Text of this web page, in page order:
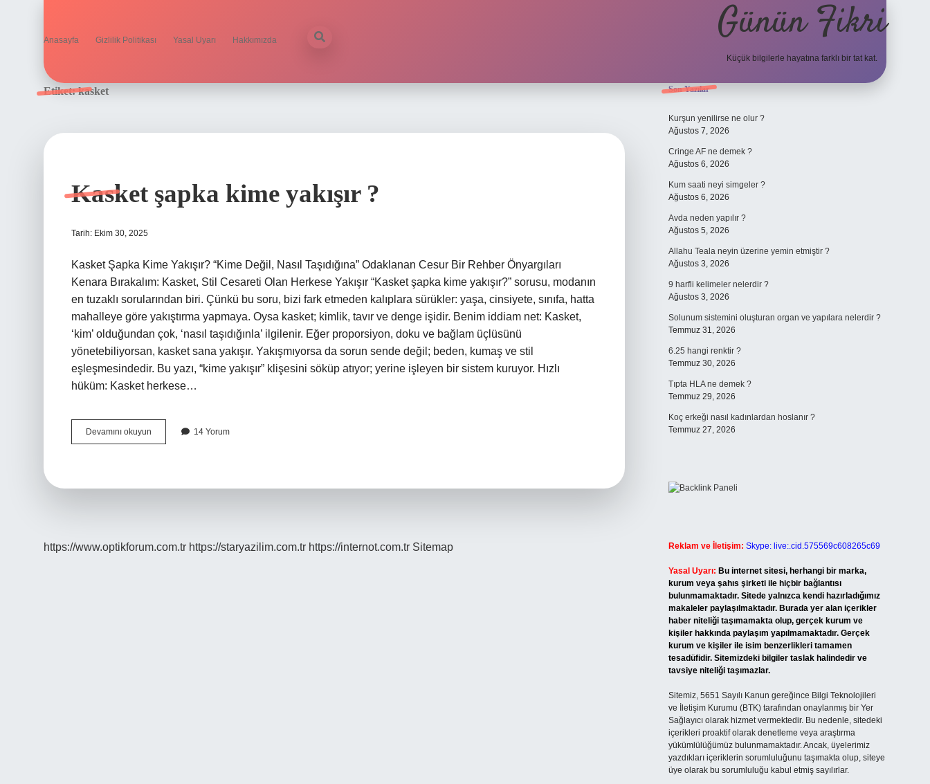
Anasayfa Gizlilik Politikası Yasal Uyarı Hakkımızda Günün Fikri
Küçük bilgilerle hayatına farklı bir tat kat.
Etiket:kasket
Kasket şapka kime yakışır ?
Tarih: Ekim 30, 2025
Kasket Şapka Kime Yakışır? “Kime Değil, Nasıl Taşıdığına” Odaklanan Cesur Bir Rehber Önyargıları
Kenara Bırakalım: Kasket, Stil Cesareti Olan Herkese Yakışır “Kasket şapka kime yakışır?” sorusu, modanın
en tuzaklı sorularından biri. Çünkü bu soru, bizi fark etmeden kalıplara sürükler: yaşa, cinsiyete, sınıfa, hatta
mahalleye göre yakıştırma yapmaya. Oysa kasket; kimlik, tavır ve denge işidir. Benim iddiam net: Kasket,
‘kim’ olduğundan çok, ‘nasıl taşıdığınla’ ilgilenir. Eğer proporsiyon, doku ve bağlam üçlüsünü
yönetebiliyorsan, kasket sana yakışır. Yakışmıyorsa da sorun sende değil; beden, kumaş ve stil
eşleşmesindedir. Bu yazı, “kime yakışır” klişesini söküp atıyor; yerine işleyen bir sistem kuruyor. Hızlı
hüküm: Kasket herkese…
Devamını okuyun
şapka
14 Yorum
https://www.optikforum.com.tr https://staryazilim.com.tr https://internot.com.tr Sitemap
Sidebar
Son Yazılar
Kurşun yenilirse ne olur ?
Ağustos 7, 2026
Cringe AF ne demek ?
Ağustos 6, 2026
Kum saati neyi simgeler ?
Ağustos 6, 2026
Avda neden yapılır ?
Ağustos 5, 2026
Allahu Teala neyin üzerine yemin etmiştir ?
Ağustos 3, 2026
9 harfli kelimeler nelerdir ?
Ağustos 3, 2026
Solunum sistemini oluşturan organ ve yapılara nelerdir ?
Temmuz 31, 2026
6.25 hangi renktir ?
Temmuz 30, 2026
Tıpta HLA ne demek ?
Temmuz 29, 2026
Koç erkeği nasıl kadınlardan hoslanır ?
Temmuz 27, 2026
Reklam ve İletişim: Skype: live:.cid.575569c608265c69
Yasal Uyarı: Bu internet sitesi, herhangi bir marka,
kurum veya şahıs şirketi ile hiçbir bağlantısı
bulunmamaktadır. Sitede yalnızca kendi hazırladığımız
makaleler paylaşılmaktadır. Burada yer alan içerikler
haber niteliği taşımamakta olup, gerçek kurum ve
kişiler hakkında paylaşım yapılmamaktadır. Gerçek
kurum ve kişiler ile isim benzerlikleri tamamen
tesadüfidir. Sitemizdeki bilgiler taslak halindedir ve
tavsiye niteliği taşımazlar.
Sitemiz, 5651 Sayılı Kanun gereğince Bilgi Teknolojileri
ve İletişim Kurumu (BTK) tarafından onaylanmış bir Yer
Sağlayıcı olarak hizmet vermektedir. Bu nedenle, sitedeki
içerikleri proaktif olarak denetleme veya araştırma
yükümlülüğümüz bulunmamaktadır. Ancak, üyelerimiz
yazdıkları içeriklerin sorumluluğunu taşımakta olup, siteye
üye olarak bu sorumluluğu kabul etmiş sayılırlar.